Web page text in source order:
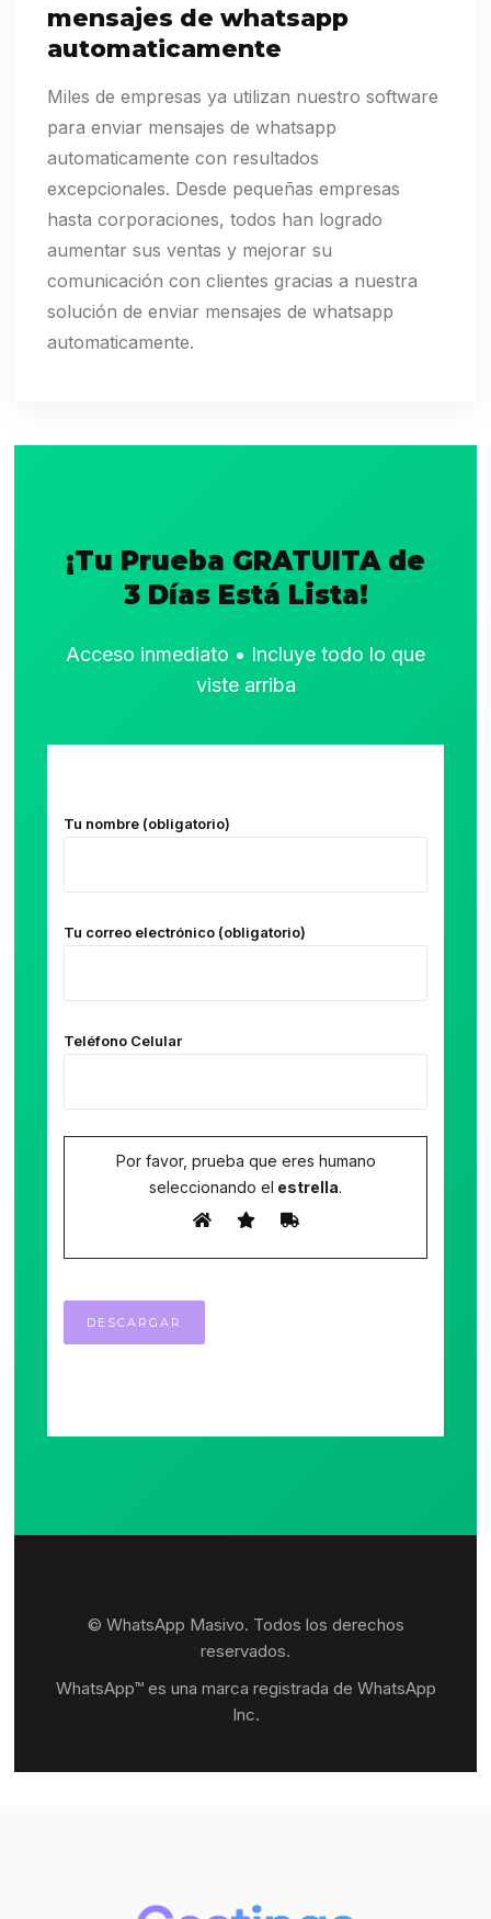
mensajes de whatsapp
automaticamente
Miles de empresas ya utilizan nuestro software
para enviar mensajes de whatsapp
automaticamente con resultados
excepcionales. Desde pequeñas empresas
hasta corporaciones, todos han logrado
aumentar sus ventas y mejorar su
comunicación con clientes gracias a nuestra
solución de enviar mensajes de whatsapp
automaticamente.
¡Tu Prueba GRATUITA de
3 Días Está Lista!
Acceso inmediato • Incluye todo lo que
viste arriba
Tu nombre (obligatorio)
Tu correo electrónico (obligatorio)
Teléfono Celular
Por favor, prueba que eres humano
seleccionando el estrella.
© WhatsApp Masivo. Todos los derechos
reservados.
WhatsApp™ es una marca registrada de WhatsApp
Inc.